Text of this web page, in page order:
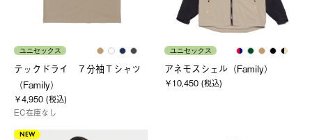
ユニセックス
テックドライ ７分袖Ｔシャツ
（Family）
￥4,950 (税込)
EC在庫なし
ユニセックス
アネモスシェル（Family）
￥10,450 (税込)
NEW